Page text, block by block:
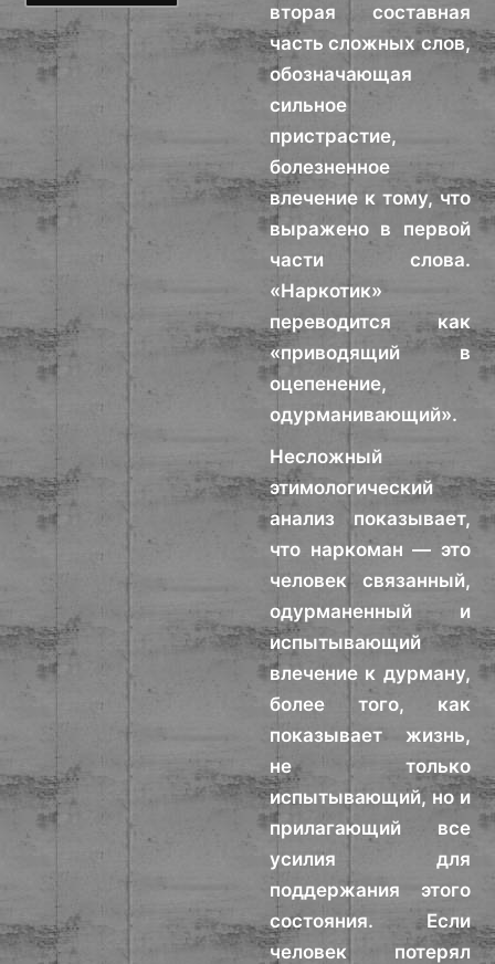
вторая составная
часть сложных слов,
обозначающая
сильное
пристрастие,
болезненное
влечение к тому, что
выражено в первой
части слова.
«Наркотик»
переводится как
«приводящий в
оцепенение,
одурманивающий».
Несложный
этимологический
анализ показывает,
что наркоман — это
человек связанный,
одурманенный и
испытывающий
влечение к дурману,
более того, как
показывает жизнь,
не только
испытывающий, но и
прилагающий все
усилия для
поддержания этого
состояния. Если
человек потерял